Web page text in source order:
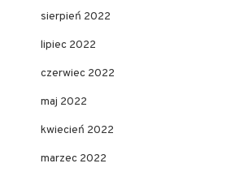
sierpień 2022
lipiec 2022
czerwiec 2022
maj 2022
kwiecień 2022
marzec 2022